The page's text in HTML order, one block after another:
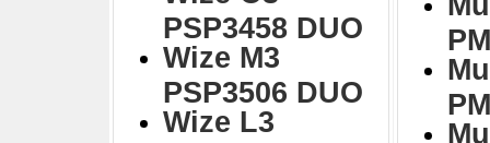
PSP3458 DUO
Wize M3
PSP3506 DUO
Wize L3